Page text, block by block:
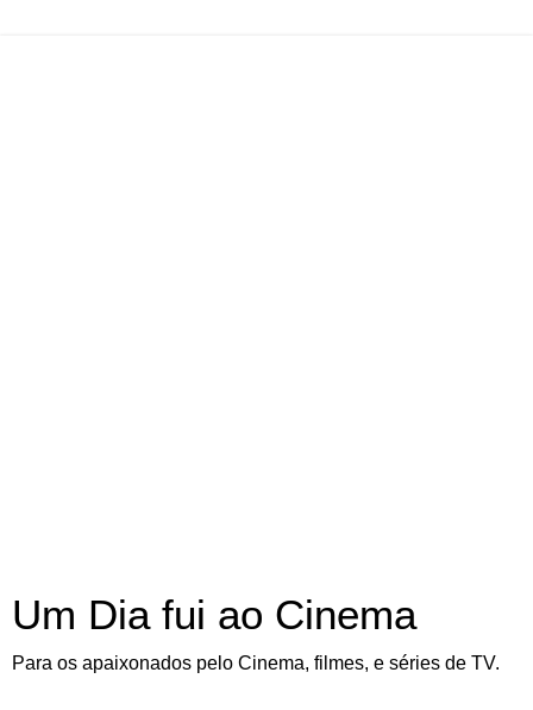
Um Dia fui ao Cinema
Para os apaixonados pelo Cinema, filmes, e séries de TV.